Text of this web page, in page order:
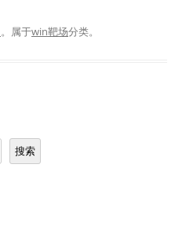
。属于win靶场分类。
搜索